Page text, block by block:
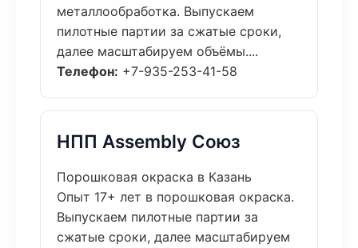
металлообработка. Выпускаем
пилотные партии за сжатые сроки,
далее масштабируем объёмы....
Телефон: +7-935-253-41-58
НПП Assembly Союз
Порошковая окраска в Казань
Опыт 17+ лет в порошковая окраска.
Выпускаем пилотные партии за
сжатые сроки, далее масштабируем